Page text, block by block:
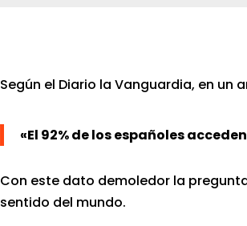
Según el Diario la Vanguardia, en un
«El 92% de los españoles
Con este dato demoledor la
sentido del mundo.